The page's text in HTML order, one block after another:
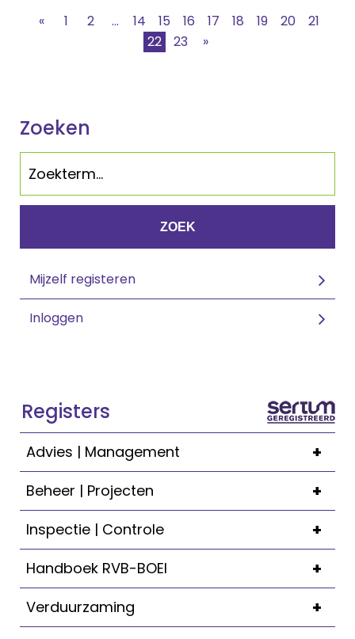
«
1 2 ... 14 15 16 17 18 19 20
21
22
23 »
Zoeken
ZOEK
Mijzelf registeren
Inloggen
Registers
+
Advies | Management
+
Beheer | Projecten
+
Inspectie | Controle
+
Handboek RVB-BOEI
+
Verduurzaming